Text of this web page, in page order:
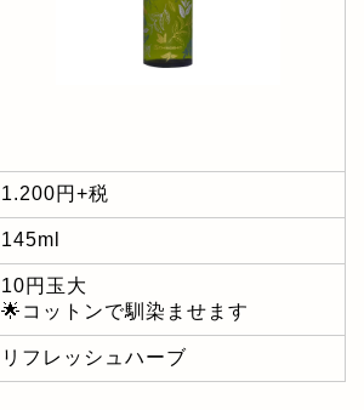
1.200円+税
145ml
10円玉大
🌟コットンで馴染ませます
リフレッシュハーブ